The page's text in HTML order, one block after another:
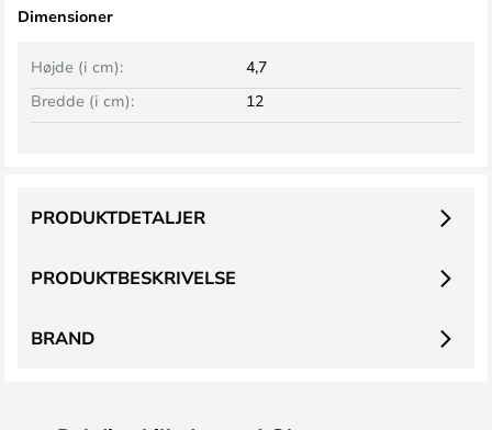
Dimensioner
Bredde (i cm): 12
Højde (i cm): 4,7
PRODUKTBESKRIVELSE
PRODUKTDETALJER
BRAND